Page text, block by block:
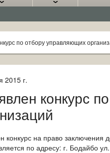
по отбору управляющих
2015 г.
конкурс
конкурс на право заключения
по адресу: г. Бодайбо